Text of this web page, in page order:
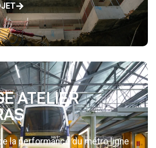
ATELIER
la performance du métro ligne